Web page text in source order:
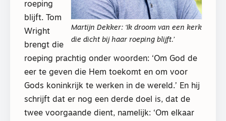
Martijn Dekker: ‘Ik droom van een kerk
die dicht bij haar roeping blijft.’
roeping
blijft. Tom
Wright
brengt die
roeping prachtig onder woorden: ‘Om God de
eer te geven die Hem toekomt en om voor
Gods koninkrijk te werken in de wereld.’ En hij
schrijft dat er nog een derde doel is, dat de
twee voorgaande dient, namelijk: ‘Om elkaar